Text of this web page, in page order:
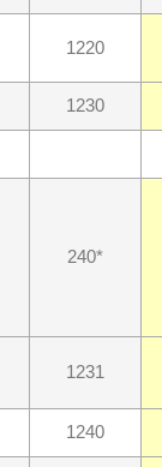
1220
1230
240*
1231
1240